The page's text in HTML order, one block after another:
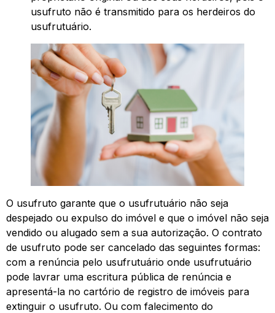
usufruto não é transmitido para os herdeiros do
usufrutuário.
O usufruto garante que o usufrutuário não seja
despejado ou expulso do imóvel e que o imóvel não seja
vendido ou alugado sem a sua autorização. O contrato
de usufruto pode ser cancelado das seguintes formas:
com a renúncia pelo usufrutuário onde usufrutuário
pode lavrar uma escritura pública de renúncia e
apresentá-la no cartório de registro de imóveis para
extinguir o usufruto. Ou com falecimento do